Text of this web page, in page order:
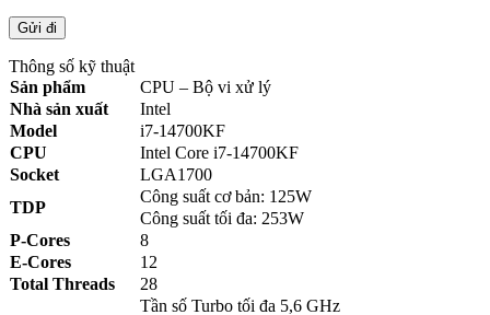
Thông số kỹ thuật
Sản phẩm
CPU – Bộ vi xử lý
Nhà sản xuất
Intel
Model
i7-14700KF
CPU
Intel Core i7-14700KF
Socket
LGA1700
TDP
Công suất cơ bản: 125W
Công suất tối đa: 253W
P-Cores
8
E-Cores
12
Total Threads
28
Tần số Turbo tối đa 5,6 GHz